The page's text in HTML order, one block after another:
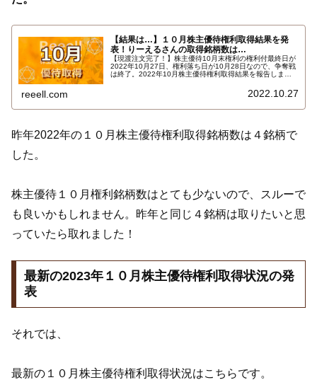
【結果は…】１０月株主優待権利取得結果を発
表！りーえるさんの取得銘柄数は…
【現渡注文完了！】株主優待10月末権利の権利付最終日が
2022年10月27日、権利落ち日が10月28日なので、争奪戦
は終了。2022年10月株主優待権利取得結果を報告しま
Ｏクリック証券でいた。ａｕカブコム証券、楽天証券、Ｓ
reeell.com 2022.10.27
昨年2022年の１０月株主優待権利取得銘柄数は４銘柄で
した。
株主優待１０月権利銘柄数はとても少ないので、スルーで
も良いかもしれません。昨年と同じ４銘柄は取りたいと思
っていたら取れました！
最新の2023年１０月株主優待権利取得状況の発
表
それでは、
最新の１０月株主優待権利取得状況はこちらです。